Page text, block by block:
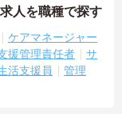
人を職種で探す
ケアマネージャー
援管理責任者
サ
活支援員
管理